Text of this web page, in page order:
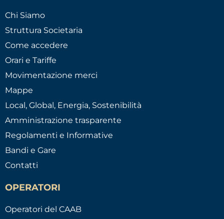
Chi Siamo
Struttura Societaria
Come accedere
Orari e Tariffe
Movimentazione merci
Mappe
Local, Global, Energia, Sostenibilità
Amministrazione trasparente
Regolamenti e Informative
Bandi e Gare
Contatti
OPERATORI
Operatori del CAAB